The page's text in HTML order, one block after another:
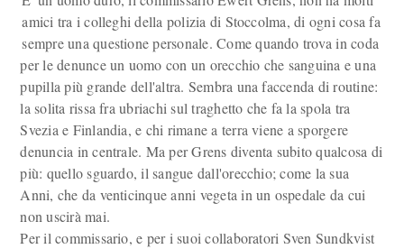
amici tra i colleghi della polizia di Stoccolma, di ogni cosa fa
sempre una questione personale. Come quando trova in coda
per le denunce un uomo con un orecchio che sanguina e una
pupilla più grande dell'altra. Sembra una faccenda di routine:
la solita rissa fra ubriachi sul traghetto che fa la spola tra
Svezia e Finlandia, e chi rimane a terra viene a sporgere
denuncia in centrale. Ma per Grens diventa subito qualcosa di
più: quello sguardo, il sangue dall'orecchio; come la sua
Anni, che da venticinque anni vegeta in un ospedale da cui
non uscirà mai.
Per il commissario, e per i suoi collaboratori Sven Sundkvist